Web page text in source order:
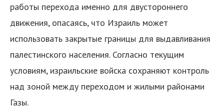
работы перехода именно для двустороннего
движения, опасаясь, что Израиль может
использовать закрытые границы для выдавливания
палестинского населения. Согласно текущим
условиям, израильские войска сохраняют контроль
над зоной между переходом и жилыми районами
Газы.